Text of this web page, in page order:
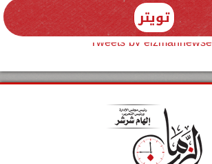
تويتر
Tweets by